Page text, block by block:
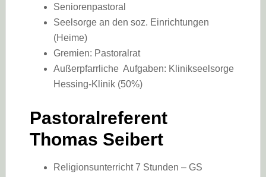
Seniorenpastoral
Seelsorge an den soz. Einrichtungen
(Heime)
Gremien: Pastoralrat
Außerpfarrliche Aufgaben: Klinikseelsorge
Hessing-Klinik (50%)
Pastoralreferent
Thomas Seibert
Religionsunterricht 7 Stunden – GS